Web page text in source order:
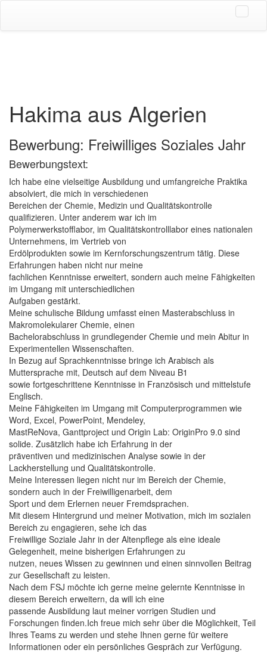
Hakima aus Algerien
Bewerbung: Freiwilliges Soziales Jahr
Bewerbungstext:
Ich habe eine vielseitige Ausbildung und umfangreiche Praktika
absolviert, die mich in verschiedenen
Bereichen der Chemie, Medizin und Qualitätskontrolle
qualifizieren. Unter anderem war ich im
Polymerwerkstofflabor, im Qualitätskontrolllabor eines nationalen
Unternehmens, im Vertrieb von
Erdölprodukten sowie im Kernforschungszentrum tätig. Diese
Erfahrungen haben nicht nur meine
fachlichen Kenntnisse erweitert, sondern auch meine Fähigkeiten
im Umgang mit unterschiedlichen
Aufgaben gestärkt.
Meine schulische Bildung umfasst einen Masterabschluss in
Makromolekularer Chemie, einen
Bachelorabschluss in grundlegender Chemie und mein Abitur in
Experimentellen Wissenschaften.
In Bezug auf Sprachkenntnisse bringe ich Arabisch als
Muttersprache mit, Deutsch auf dem Niveau B1
sowie fortgeschrittene Kenntnisse in Französisch und mittelstufe
Englisch.
Meine Fähigkeiten im Umgang mit Computerprogrammen wie
Word, Excel, PowerPoint, Mendeley,
MastReNova, Ganttproject und Origin Lab: OriginPro 9.0 sind
solide. Zusätzlich habe ich Erfahrung in der
präventiven und medizinischen Analyse sowie in der
Lackherstellung und Qualitätskontrolle.
Meine Interessen liegen nicht nur im Bereich der Chemie,
sondern auch in der Freiwilligenarbeit, dem
Sport und dem Erlernen neuer Fremdsprachen.
Mit diesem Hintergrund und meiner Motivation, mich im sozialen
Bereich zu engagieren, sehe ich das
Freiwillige Soziale Jahr in der Altenpflege als eine ideale
Gelegenheit, meine bisherigen Erfahrungen zu
nutzen, neues Wissen zu gewinnen und einen sinnvollen Beitrag
zur Gesellschaft zu leisten.
Nach dem FSJ möchte ich gerne meine gelernte Kenntnisse in
diesem Bereich erweitern, da will ich eine
passende Ausbildung laut meiner vorrigen Studien und
Forschungen finden.Ich freue mich sehr über die Möglichkeit, Teil
Ihres Teams zu werden und stehe Ihnen gerne für weitere
Informationen oder ein persönliches Gespräch zur Verfügung.